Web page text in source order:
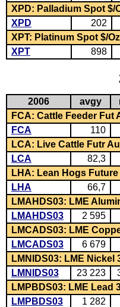
XPD: Palladium Spot $/
XPD
202
XPT: Platinum Spot $/
XPT
898
2006 avgy
FCA: Cattle Feeder Fut
FCA
110
LCA: Live Cattle Futr
LCA
82,3
LHA: Lean Hogs
LHA
66,7
LMAHDS03: LME
LMAHDS03
2 595
LMCADS03: LME
LMCADS03
6 679
LMNIDS03: LME Nickel
LMNIDS03
23 223
LMPBDS03: LME Lead
LMPBDS03
1 282